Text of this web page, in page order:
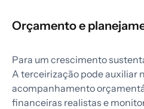
Orçamento e
Para um crescimento
A terceirização pode auxiliar
acompanhamento
financeiras realistas e